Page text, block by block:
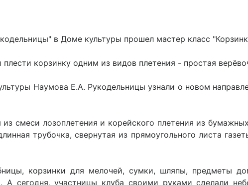
в Доме культуры прошел мастер класс
корзинку одним из видов плетения - простая
Наумова Е.А. Рукодельницы узнали о новом
смеси лозоплетения и корейского плетения из
трубочка, свернутая из прямоугольного листа
корзинки для мелочей, сумки, шляпы, предметы
сегодня, участницы клуба своими руками сделали